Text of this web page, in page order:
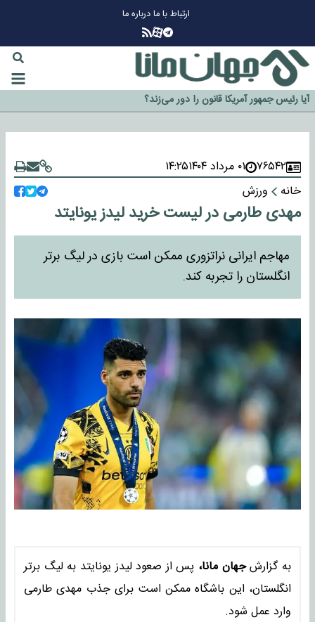
ارتباط با مادرباره ما
چرا طلا دوباره افزایشی شد؟
اخراج رسمی چهره نامدار از پرسپولیس
سازمان اطلاعات سپاه: پروژه دولت ترامپ برای مهار چین، روسیه و اروپا شکست
خورد
۷۶۵۴۲ ۰۱ مرداد ۱۴۰۴
۱۴:۲۵
خانه
ورزش
مهدی طارمی در لیست خرید لیدز یونایتد
مهاجم ایرانی نراتزوری ممکن است بازی در لیگ برتر
انگلستان را تجربه کند.
به گزارشجهان مانا، پس از صعود لیدز یونایتد به لیگ برتر
انگلستان، این باشگاه ممکن‌ است برای جذب مهدی طارمی
وارد عمل شود.